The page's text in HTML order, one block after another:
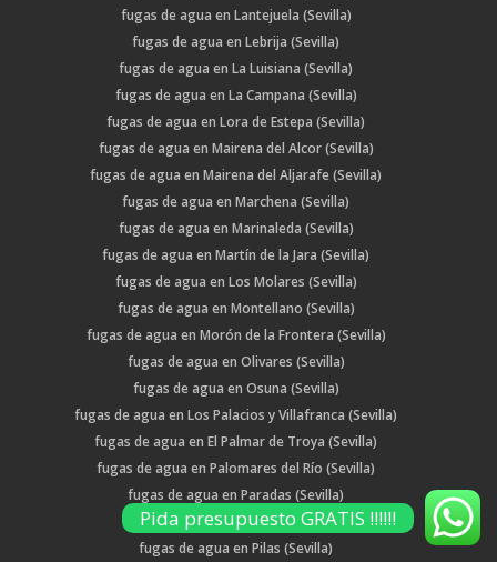
fugas de agua en Lantejuela (Sevilla)
fugas de agua en Lebrija (Sevilla)
fugas de agua en La Luisiana (Sevilla)
fugas de agua en La Campana (Sevilla)
fugas de agua en Lora de Estepa (Sevilla)
fugas de agua en Mairena del Alcor (Sevilla)
fugas de agua en Mairena del Aljarafe (Sevilla)
fugas de agua en Marchena (Sevilla)
fugas de agua en Marinaleda (Sevilla)
fugas de agua en Martín de la Jara (Sevilla)
fugas de agua en Los Molares (Sevilla)
fugas de agua en Montellano (Sevilla)
fugas de agua en Morón de la Frontera (Sevilla)
fugas de agua en Olivares (Sevilla)
fugas de agua en Osuna (Sevilla)
fugas de agua en Los Palacios y Villafranca (Sevilla)
fugas de agua en El Palmar de Troya (Sevilla)
fugas de agua en Palomares del Río (Sevilla)
fugas de agua en Paradas (Sevilla)
fugas de agua en Pedrera (Sevilla)
fugas de agua en Pilas (Sevilla)
Pida presupuesto GRATIS !!!!!!